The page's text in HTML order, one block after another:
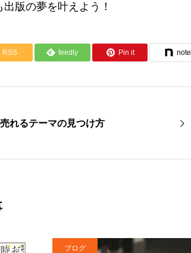
版の夢を叶えよう！
RSS feedly Pin it note
売れるテーマの見つけ方
ブログ